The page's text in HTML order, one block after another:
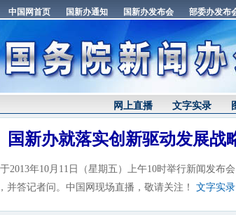
网上直播 文字实录
国新办就落实创新驱动发展战
年10月11日（星期五）上午10时举行新闻发布
并答记者问。中国网现场直播，敬请关注！ 文字实录